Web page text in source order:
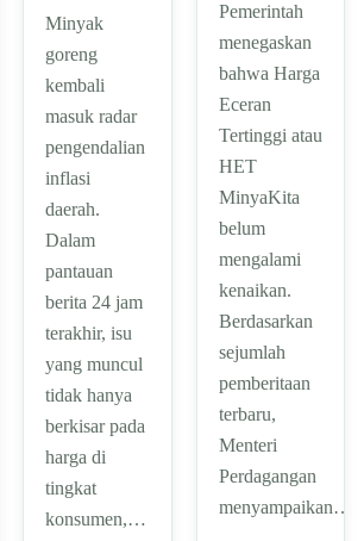
Minyak
goreng
kembali
masuk radar
pengendalian
inflasi
daerah.
Dalam
pantauan
berita 24 jam
terakhir, isu
yang muncul
tidak hanya
berkisar pada
harga di
tingkat
konsumen,…
Pemerintah
menegaskan
bahwa Harga
Eceran
Tertinggi atau
HET
MinyaKita
belum
mengalami
kenaikan.
Berdasarkan
sejumlah
pemberitaan
terbaru,
Menteri
Perdagangan
menyampaikan…